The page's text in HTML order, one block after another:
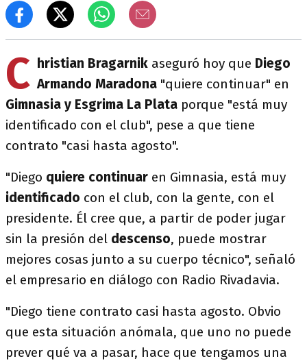
C hristian Bragarnik aseguró hoy que Diego
Armando Maradona "quiere continuar" en
Gimnasia y Esgrima La Plata porque "está muy
identificado con el club", pese a que tiene
contrato "casi hasta agosto".
"Diego quiere continuar en Gimnasia, está muy
identificado con el club, con la gente, con el
presidente. Él cree que, a partir de poder jugar
sin la presión del descenso, puede mostrar
mejores cosas junto a su cuerpo técnico", señaló
el empresario en diálogo con Radio Rivadavia.
"Diego tiene contrato casi hasta agosto. Obvio
que esta situación anómala, que uno no puede
prever qué va a pasar, hace que tengamos una